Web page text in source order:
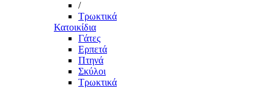
/
Τρωκτικά
Κατοικίδια
Γάτες
Ερπετά
Πτηνά
Σκύλοι
Τρωκτικά